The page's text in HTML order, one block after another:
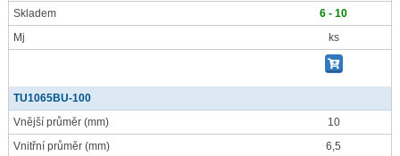
Skladem
6 - 10
Mj
ks
TU1065BU-100
Vnější průměr (mm)
10
Vnitřní průměr (mm)
6,5